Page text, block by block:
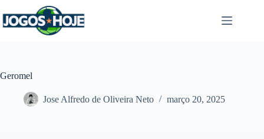
para
o
Geromel
Jose Alfredo de Oliveira Neto março 20, 2025